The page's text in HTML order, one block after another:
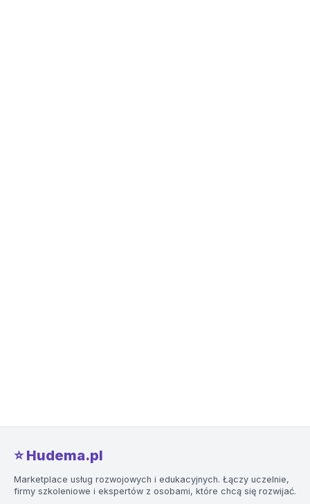
⭐️ Hudema.pl
Marketplace usług rozwojowych i edukacyjnych. Łączy uczelnie,
firmy szkoleniowe i ekspertów z osobami, które chcą się rozwijać.